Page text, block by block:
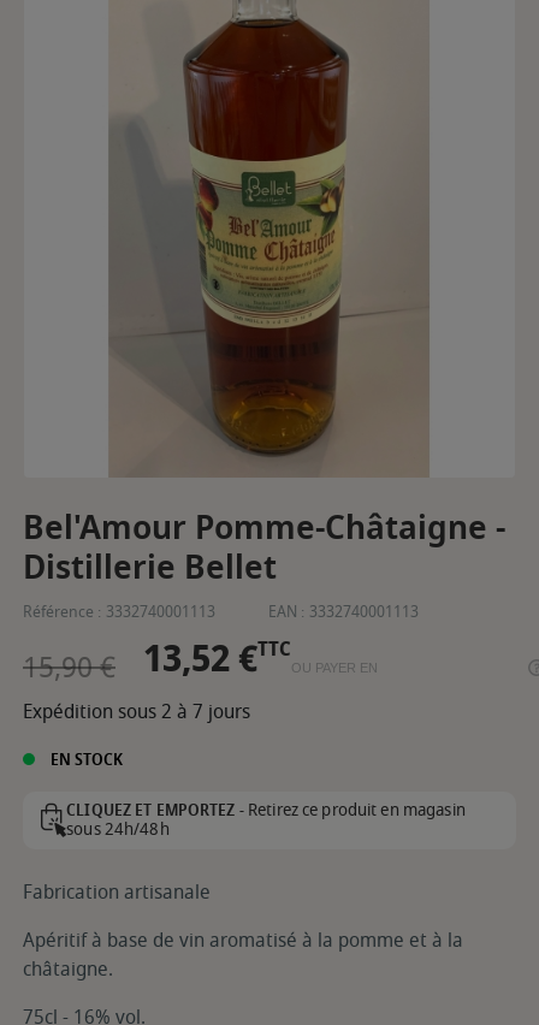
Bel'Amour Pomme-Châtaigne -
Distillerie Bellet
Référence : 3332740001113 EAN : 3332740001113
15,90 € 13,52 €TTC
OU PAYER EN
Expédition sous 2 à 7 jours
EN STOCK
CLIQUEZ ET EMPORTEZ -Retirez ce produit en magasin
sous 24h/48h
Fabrication artisanale
Apéritif à base de vin aromatisé à la pomme et à la
châtaigne.
75cl - 16% vol.